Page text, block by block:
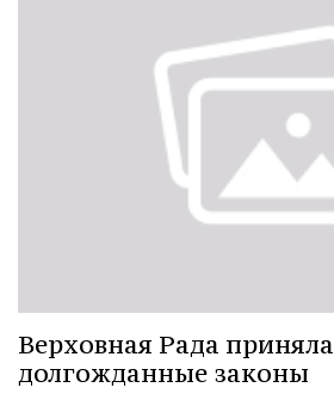
Верховная Рада приняла
долгожданные законы